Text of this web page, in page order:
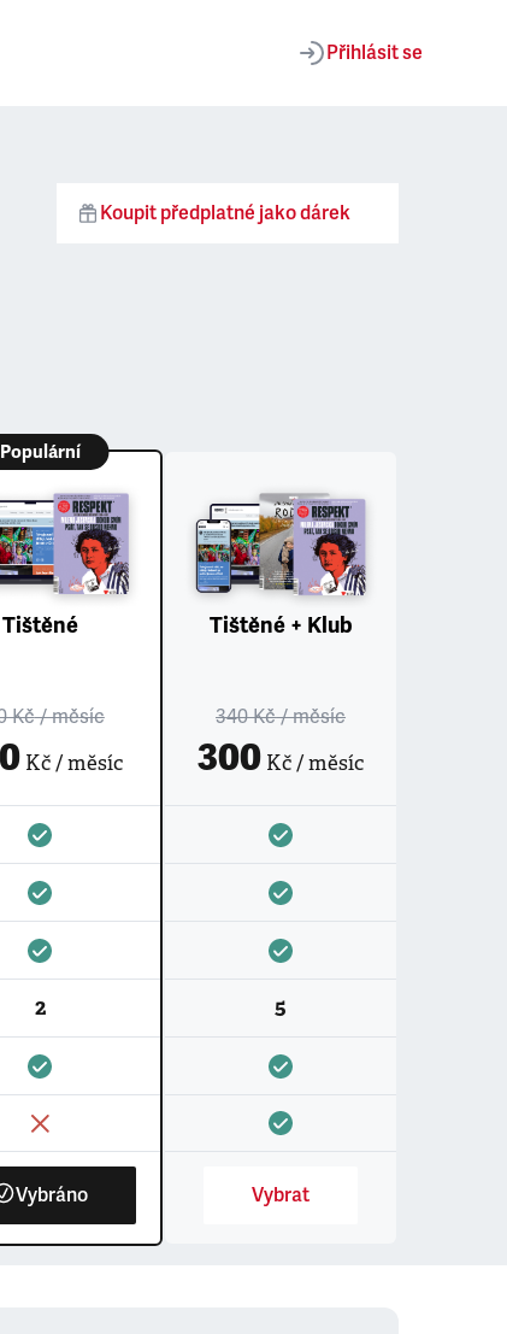
Přihlásit se
Koupit předplatné jako dárek
Populární
Tištěné
Kč/ měsíc
Kč / měsíc
2
Vybráno
Tištěné + Klub
340 Kč/ měsíc
300 Kč / měsíc
5
Vybrat